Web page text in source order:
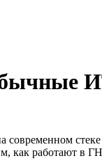
современном
как работают